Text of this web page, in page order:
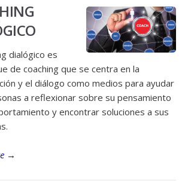
dialógico es
de coaching que se centra en la
y el diálogo como medios para ayudar
a reflexionar sobre su pensamiento
y encontrar soluciones a sus
→